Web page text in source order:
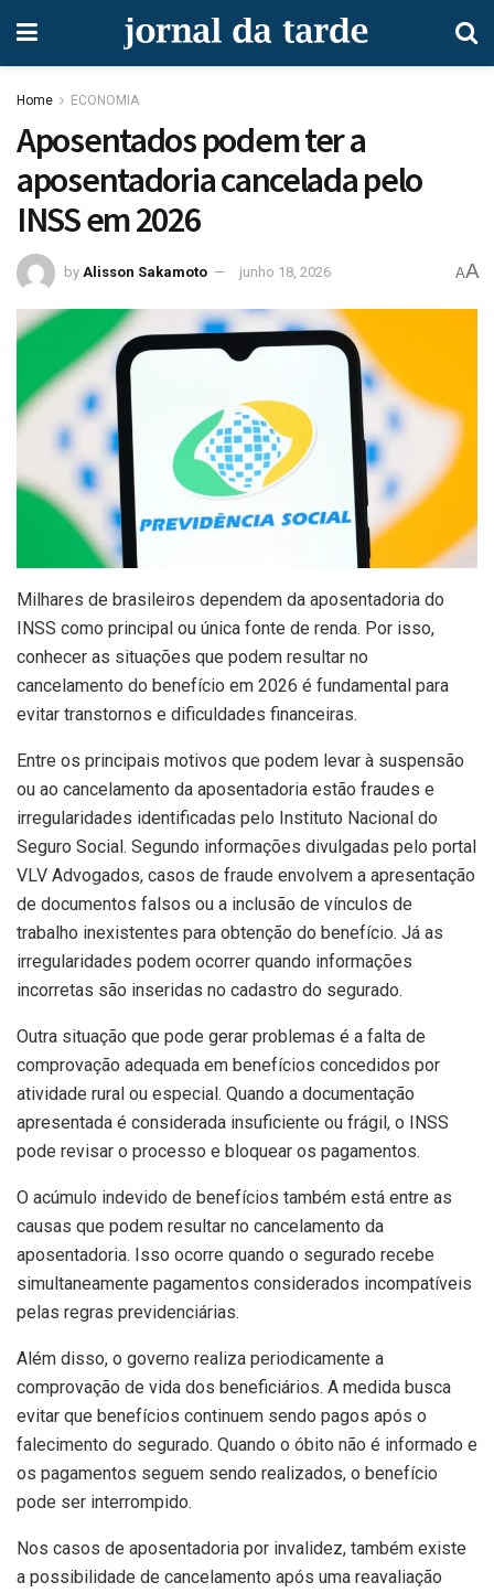
Home ECONOMIA
Aposentados podem ter a
aposentadoria cancelada pelo
INSS em 2026
by Alisson Sakamoto junho 18, 2026 AA
Milhares de brasileiros dependem da aposentadoria do
INSS como principal ou única fonte de renda. Por isso,
conhecer as situações que podem resultar no
cancelamento do benefício em 2026 é fundamental para
evitar transtornos e dificuldades financeiras.
Entre os principais motivos que podem levar à suspensão
ou ao cancelamento da aposentadoria estão fraudes e
irregularidades identificadas pelo Instituto Nacional do
Seguro Social. Segundo informações divulgadas pelo portal
VLV Advogados, casos de fraude envolvem a apresentação
de documentos falsos ou a inclusão de vínculos de
trabalho inexistentes para obtenção do benefício. Já as
irregularidades podem ocorrer quando informações
incorretas são inseridas no cadastro do segurado.
Outra situação que pode gerar problemas é a falta de
comprovação adequada em benefícios concedidos por
atividade rural ou especial. Quando a documentação
apresentada é considerada insuficiente ou frágil, o INSS
pode revisar o processo e bloquear os pagamentos.
O acúmulo indevido de benefícios também está entre as
causas que podem resultar no cancelamento da
aposentadoria. Isso ocorre quando o segurado recebe
simultaneamente pagamentos considerados incompatíveis
pelas regras previdenciárias.
Além disso, o governo realiza periodicamente a
comprovação de vida dos beneficiários. A medida busca
evitar que benefícios continuem sendo pagos após o
falecimento do segurado. Quando o óbito não é informado e
os pagamentos seguem sendo realizados, o benefício
pode ser interrompido.
Nos casos de aposentadoria por invalidez, também existe
a possibilidade de cancelamento após uma reavaliação